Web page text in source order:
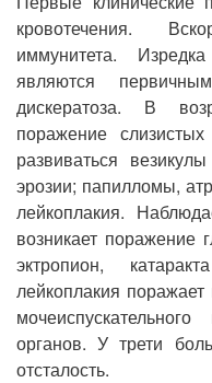
кровотечения.
иммунитета.
являются
дискератоза. В
поражение
развиваться
эрозии; папилломы,
лейкоплакия.
возникает поражение
эктропион,
лейкоплакия
органов. У трети
отсталость.